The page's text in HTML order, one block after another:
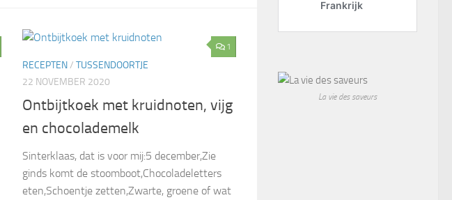
1
RECEPTEN/ TUSSENDOORTJE
22 NOVEMBER 2020
Ontbijtkoek met kruidnoten, vijg
en chocolademelk
Sinterklaas, dat is voor mij:5 december,Zie
ginds komt de stoomboot,Chocoladeletters
eten,Schoentje zetten,Zwarte, groene of wat
La vie des saveurs